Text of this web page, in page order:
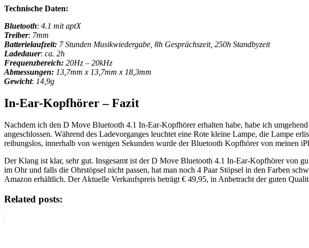
Technische Daten:
Bluetooth: 4.1 mit aptX
Treiber: 7mm
Batterielaufzeit: 7 Stunden Musikwiedergabe, 8h Gesprächszeit, 250h Standbyzeit
Ladedauer: ca. 2h
Frequenzbereich: 20Hz – 20kHz
Abmessungen: 13,7mm x 13,7mm x 18,3mm
Gewicht: 14,9g
In-Ear-Kopfhörer – Fazit
Nachdem ich den D Move Bluetooth 4.1 In-Ear-Kopfhörer erhalten habe, habe ich
angeschlossen. Während des Ladevorganges leuchtet eine Rote kleine Lampe, die Lampe
reibungslos, innerhalb von wenigen Sekunden wurde der Bluetooth Kopfhörer von meinen
Der Klang ist klar, sehr gut. Insgesamt ist der D Move Bluetooth 4.1 In-Ear-Kopfhörer von
im Ohr und falls die Ohrstöpsel nicht passen, hat man noch 4 Paar Stöpsel in den Farben
Amazon erhältlich. Der Aktuelle Verkaufspreis beträgt € 49,95, in Anbetracht der guten
Related posts: